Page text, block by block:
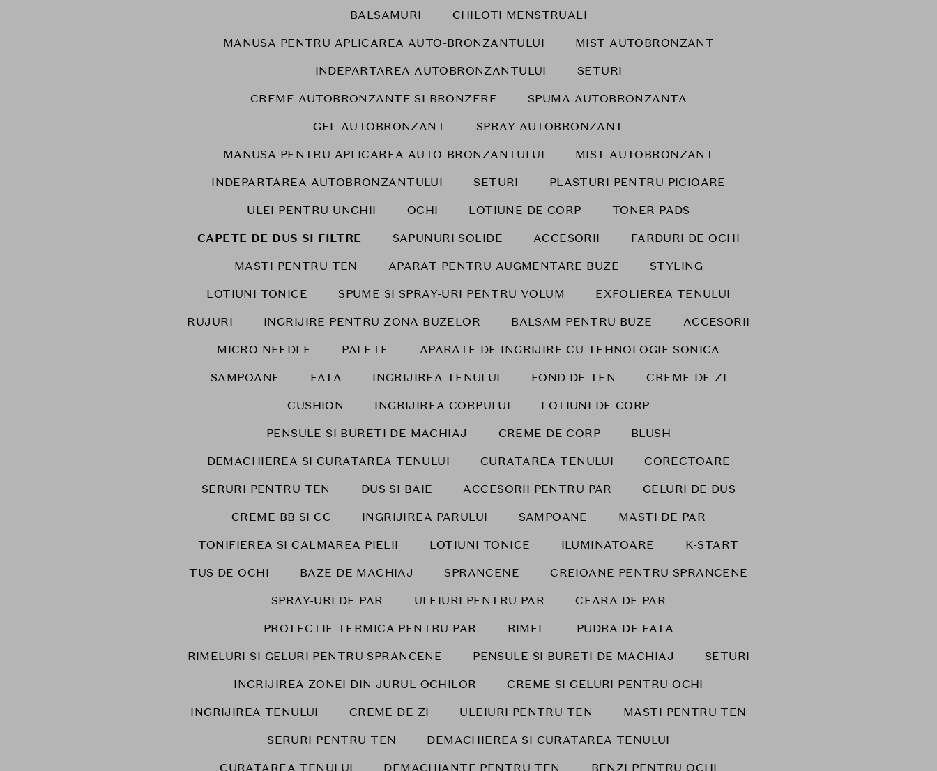
BALSAMURI
CHILOTI MENSTRUALI
MANUSA PENTRU APLICAREA AUTO-BRONZANTULUI
MIST AUTOBRONZANT
INDEPARTAREA AUTOBRONZANTULUI
SETURI
CREME AUTOBRONZANTE SI BRONZERE
SPUMA AUTOBRONZANTA
GEL AUTOBRONZANT
SPRAY AUTOBRONZANT
MANUSA PENTRU APLICAREA AUTO-BRONZANTULUI
MIST AUTOBRONZANT
INDEPARTAREA AUTOBRONZANTULUI
SETURI
PLASTURI PENTRU PICIOARE
ULEI PENTRU UNGHII
OCHI LOTIUNE DE CORP
TONER PADS
CAPETE DE DUS SI FILTRE
SAPUNURI SOLIDE ACCESORII
FARDURI DE OCHI
MASTI PENTRU TEN
APARAT PENTRU AUGMENTARE BUZE
STYLING
LOTIUNI TONICE
SPUME SI SPRAY-URI PENTRU VOLUM
EXFOLIEREA TENULUI
RUJURI
INGRIJIRE PENTRU ZONA BUZELOR BALSAM PENTRU BUZE
ACCESORII
MICRO NEEDLE
PALETE
APARATE DE INGRIJIRE CU TEHNOLOGIE SONICA
SAMPOANE
FATA INGRIJIREA TENULUI FOND DE TEN
CREME DE ZI
CUSHION
INGRIJIREA CORPULUI
LOTIUNI DE CORP
PENSULE SI BURETI DE MACHIAJ
CREME DE CORP
BLUSH
DEMACHIEREA SI CURATAREA TENULUI
CURATAREA TENULUI
CORECTOARE
SERURI PENTRU TEN
DUS SI BAIE ACCESORII PENTRU PAR
GELURI DE DUS
CREME BB SI CC
INGRIJIREA PARULUI SAMPOANE
MASTI DE PAR
TONIFIEREA SI CALMAREA PIELII
LOTIUNI TONICE ILUMINATOARE
K-START
TUS DE OCHI
BAZE DE MACHIAJ SPRANCENE
CREIOANE PENTRU SPRANCENE
SPRAY-URI DE PAR
ULEIURI PENTRU PAR
CEARA DE PAR
PROTECTIE TERMICA PENTRU PAR
RIMEL
PUDRA DE FATA
RIMELURI SI GELURI PENTRU SPRANCENE
PENSULE SI BURETI DE MACHIAJ
SETURI
INGRIJIREA ZONEI DIN JURUL OCHILOR
CREME SI GELURI PENTRU OCHI
INGRIJIREA TENULUI
CREME DE ZI ULEIURI PENTRU TEN
MASTI PENTRU TEN
SERURI PENTRU TEN
DEMACHIEREA SI CURATAREA TENULUI
CURATAREA TENULUI
DEMACHIANTE PENTRU TEN BENZI PENTRU OCHI